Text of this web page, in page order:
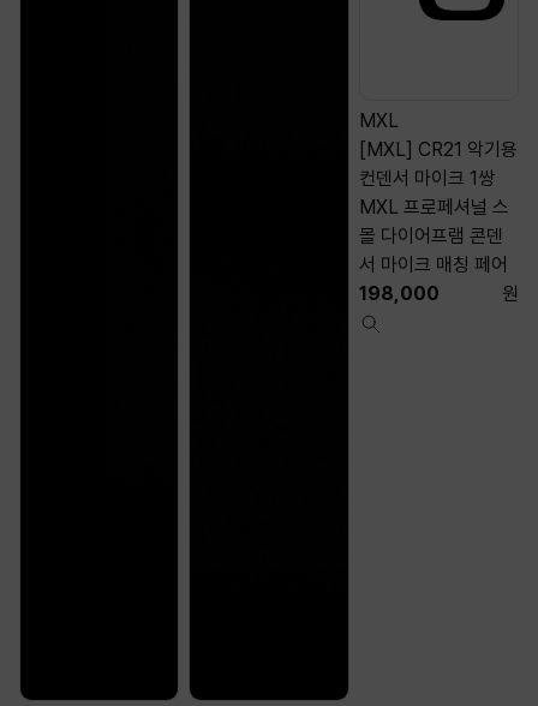
MXL
[MXL] CR21 악기용
컨덴서 마이크 1쌍
MXL 프로페셔널 스
몰 다이어프램 콘덴
서 마이크 매칭 페어
198,000
원